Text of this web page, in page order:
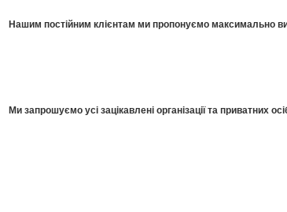
Нашим постійним клієнтам ми пропонуємо максимально
Ми запрошуємо усі зацікавлені організації та приватних